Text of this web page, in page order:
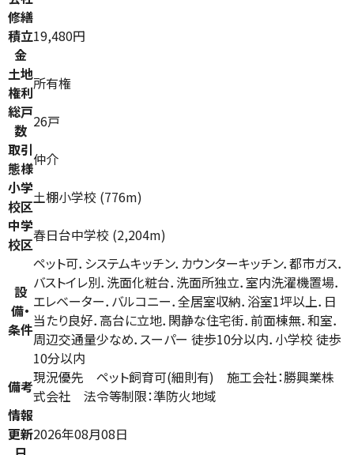
修繕
積立
金
19,480円
土地
権利所有権
総戸
数 26戸
取引
態様仲介
小学
校区土棚小学校 (776m)
中学
校区春日台中学校 (2,204m)
設
備・
条件
ペット可．システムキッチン．カウンターキッチン．都市ガス．
バストイレ別．洗面化粧台．洗面所独立．室内洗濯機置場．
エレベーター．バルコニー．全居室収納．浴室1坪以上．日
当たり良好．高台に立地．閑静な住宅街．前面棟無．和室．
周辺交通量少なめ．スーパー 徒歩10分以内．小学校 徒歩
10分以内
備考現況優先 ペット飼育可(細則有) 施工会社：勝興業株
式会社 法令等制限：準防火地域
情報
更新2026年08月08日